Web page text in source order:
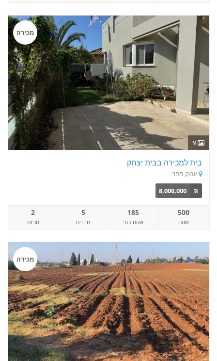
9
מכירה
בית למכירה בבית יצחק
עמק חפר
₪
8,000,000
500
שטח
185
שטח בנוי
5
חדרים
2
חניות
מכירה